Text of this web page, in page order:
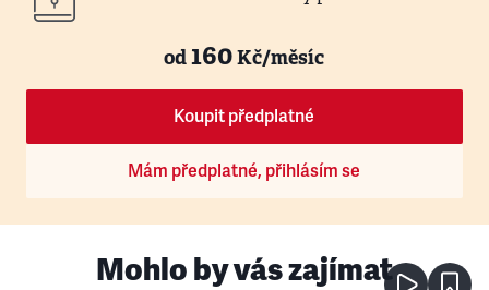
od160Kč/měsíc
Koupit předplatné
Mám předplatné, přihlásím se
Mohlo by vás zajímat